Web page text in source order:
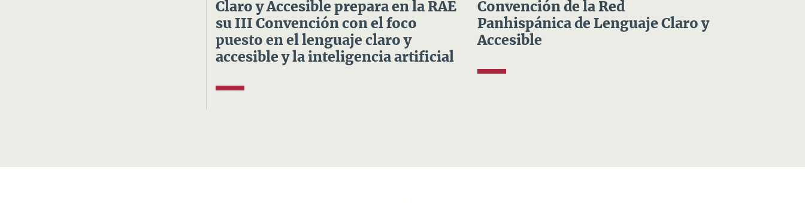
Claro y Accesible prepara en la RAE
su III Convención con el foco
puesto en el lenguaje claro y
accesible y la inteligencia artificial
Convención de la Red
Panhispánica de Lenguaje Claro y
Accesible